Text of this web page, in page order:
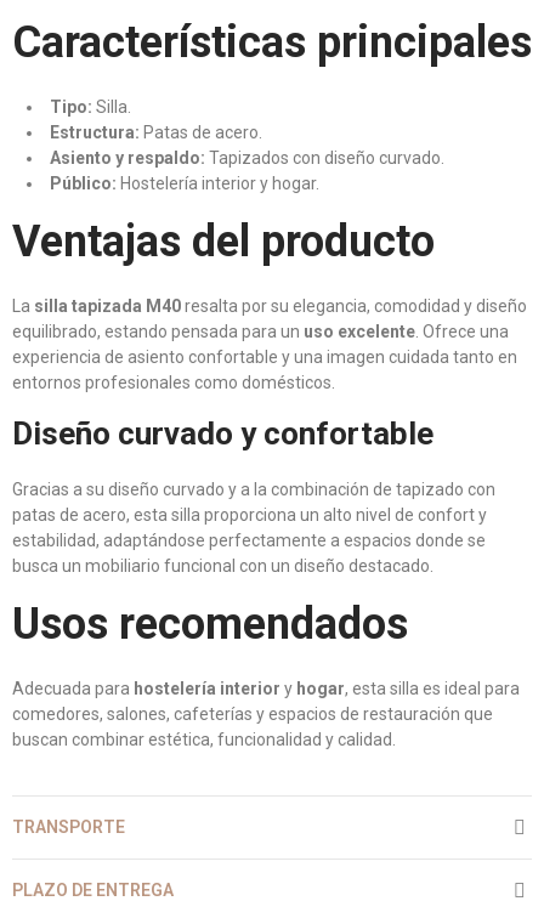
Características principales
Tipo: Silla.
Estructura: Patas de acero.
Asiento y respaldo: Tapizados con diseño curvado.
Público: Hostelería interior y hogar.
Ventajas del producto
La silla tapizada M40resalta por su elegancia, comodidad y diseño
equilibrado, estando pensada para un uso excelente . Ofrece una
experiencia de asiento confortable y una imagen cuidada tanto en
entornos profesionales como domésticos.
Diseño curvado y confortable
Gracias a su diseño curvado y a la combinación de tapizado con
patas de acero, esta silla proporciona un alto nivel de confort y
estabilidad, adaptándose perfectamente a espacios donde se
busca un mobiliario funcional con un diseño destacado.
Usos recomendados
Adecuada para hostelería interior y hogar, esta silla es ideal para
comedores, salones, cafeterías y espacios de restauración que
buscan combinar estética, funcionalidad y calidad.
TRANSPORTE
PLAZO DE ENTREGA